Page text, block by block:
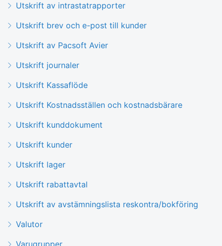
Utskrift av intrastatrapporter
Utskrift brev och e-post till kunder
Utskrift av Pacsoft Avier
Utskrift journaler
Utskrift Kassaflöde
Utskrift Kostnadsställen och kostnadsbärare
Utskrift kunddokument
Utskrift kunder
Utskrift lager
Utskrift rabattavtal
Utskrift av avstämningslista reskontra/bokföring
Valutor